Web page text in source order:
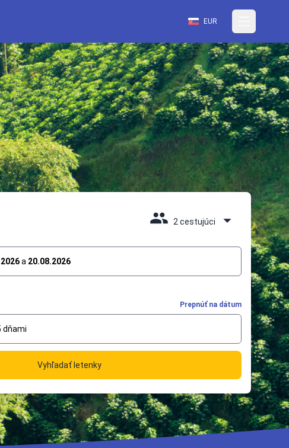
EUR
2 cestujúci
a 20.08.2026
Prepnúť na dátum
dňami
Vyhľadať letenky